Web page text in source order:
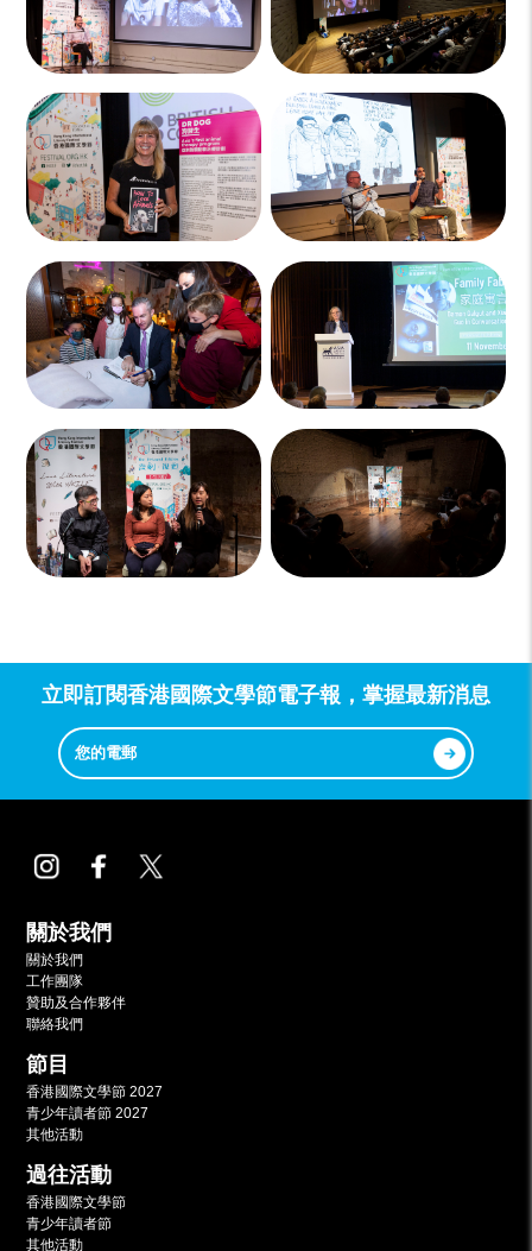
立即訂閱香港國際文學節電子報，掌握最新消息
關於我們
關於我們
工作團隊
贊助及合作夥伴
聯絡我們
節目
香港國際文學節 2027
青少年讀者節 2027
其他活動
過往活動
香港國際文學節
青少年讀者節
其他活動